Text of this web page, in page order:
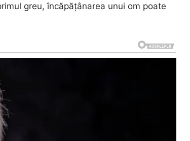
greu, încăpățânarea unui om poate